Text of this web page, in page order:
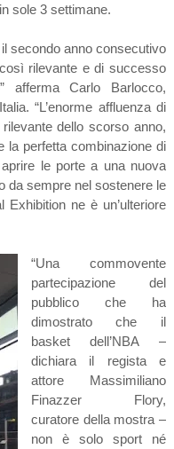
sole 3 settimane.
secondo anno consecutivo
rilevante e di successo
afferma Carlo Barlocco,
“L’enorme affluenza di
dello scorso anno,
la perfetta combinazione di
le porte a una nuova
da sempre nel sostenere le
ne è un’ulteriore
“Una commovente
partecipazione del
pubblico che ha
dimostrato che il
basket dell’NBA –
dichiara il regista e
attore Massimiliano
Finazzer Flory,
curatore della mostra –
non è solo sport né